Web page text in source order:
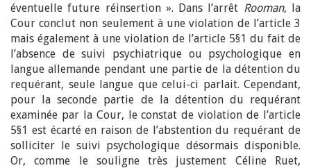
éventuelle future réinsertion ». Dans l’arrêt Rooman, la
Cour conclut non seulement à une violation de l’article 3
mais également à une violation de l’article 5§1 du fait de
l’absence de suivi psychiatrique ou psychologique en
langue allemande pendant une partie de la détention du
requérant, seule langue que celui-ci parlait. Cependant,
pour la seconde partie de la détention du requérant
examinée par la Cour, le constat de violation de l’article
5§1 est écarté en raison de l’abstention du requérant de
solliciter le suivi psychologique désormais disponible.
Or, comme le souligne très justement Céline Ruet,